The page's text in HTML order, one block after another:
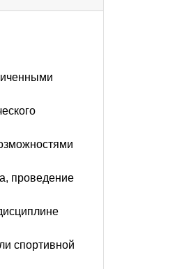
проведение
спортивной